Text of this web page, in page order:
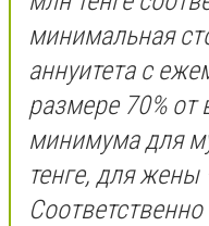
минимальная
аннуитета с
размере 70%
минимума для
тенге, для жены